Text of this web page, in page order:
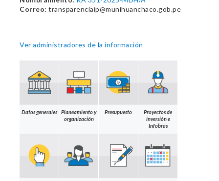
Correo: transparenciaip@munihuanchaco.gob.pe
Ver administradores de la información
Datos generales
Planeamiento y
organización
Presupuesto
Proyectos de
inversión e
Infobras